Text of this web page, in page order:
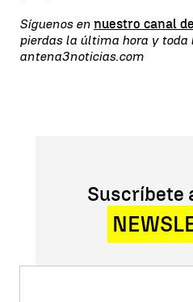
Síguenos en nuestro canal
pierdas la última hora y toda
antena3noticias.com
Suscríbete